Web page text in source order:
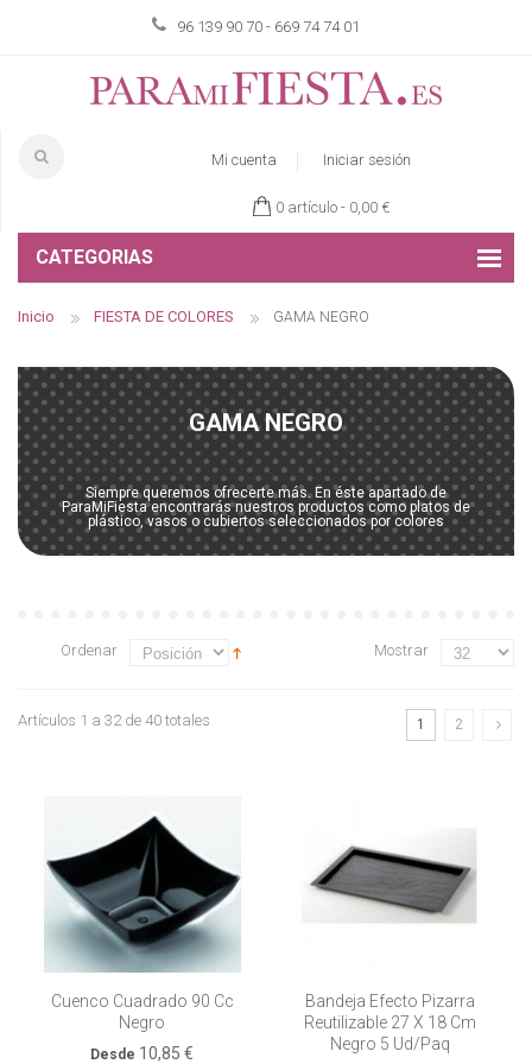
96 139 90 70 - 669 74 74 01
Mi cuenta Iniciar sesión
0 artículo - 0,00 €
CATEGORIAS
Inicio FIESTA DE COLORES GAMA NEGRO
GAMA NEGRO
Siempre queremos ofrecerte más. En éste apartado de
ParaMiFiesta encontrarás nuestros productos como platos de
plástico, vasos o cubiertos seleccionados por colores
Ordenar Mostrar
Artículos 1 a 32 de 40 totales 1 2
Cuenco Cuadrado 90 Cc
Negro
Desde 10,85 €
Bandeja Efecto Pizarra
Reutilizable 27 X 18 Cm
Negro 5 Ud/paq